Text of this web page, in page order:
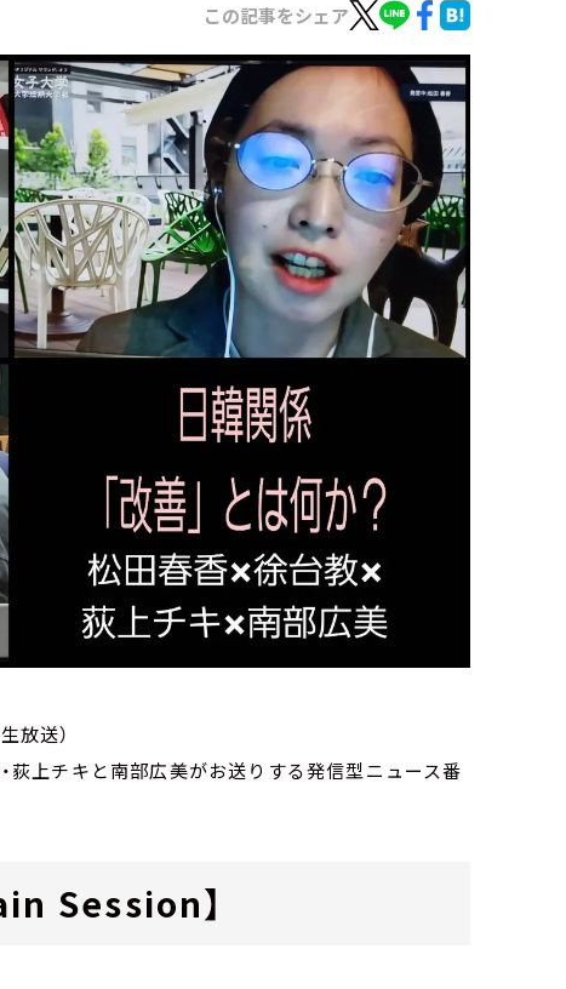
この記事をシェア
放送）
荻上チキと南部広美がお送りする発信型ニュース番
Session】